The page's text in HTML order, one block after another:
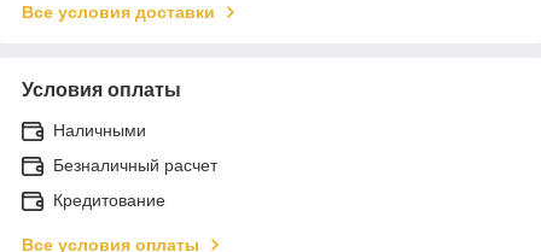
Все условия доставки
Условия оплаты
Наличными
Безналичный расчет
Кредитование
Все условия оплаты